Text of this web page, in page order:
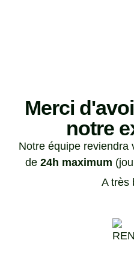
Merci
notre
Notre équipe reviendra
de 24h maximum
A très